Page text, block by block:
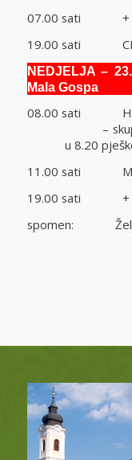
07.00 sati +
19.00 sati
NEDJELJA –
Mala Gospa
08.00 sati
–
u 8.20
11.00 sati
19.00 sati +
spomen: